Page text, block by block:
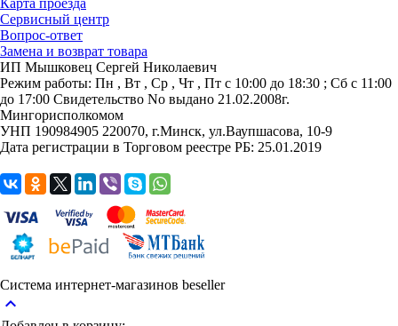
Карта проезда
Сервисный центр
Вопрос-ответ
Замена и возврат товара
ИП Мышковец Сергей Николаевич
Режим работы: Пн , Вт , Ср , Чт , Пт c 10:00 до 18:30 ; Сб c 11:00
до 17:00 Свидетельство No выдано 21.02.2008г.
Мингорисполкомом
УНП 190984905 220070, г.Минск, ул.Ваупшасова, 10-9
Дата регистрации в Торговом реестре РБ: 25.01.2019
Система интернет-магазинов beseller
keyboard_arrow_up